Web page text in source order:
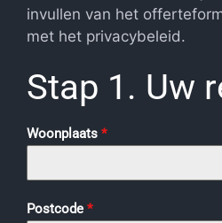
invullen van het
met het privacybeleid.
Stap 1. Uw
Woonplaats *
Postcode *